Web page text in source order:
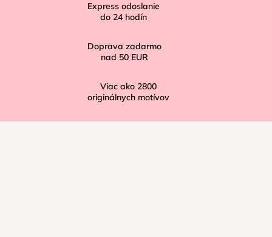
Express odoslanie
do 24 hodín
Doprava zadarmo
nad 50 EUR
Viac ako 2800
originálnych motívov